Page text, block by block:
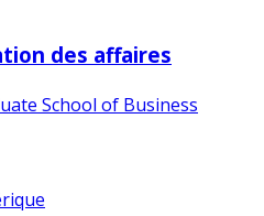
des affaires
School of Business